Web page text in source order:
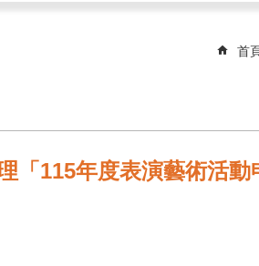
首
「115年度表演藝術活